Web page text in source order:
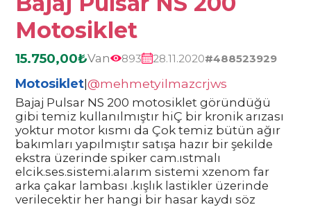
Motosiklet
15.750,00₺Van 893 28.11.2020#488523929
Motosiklet|@mehmetyilmazcrjws
Bajaj Pulsar NS 200 motosiklet göründüğü
gibi temiz kullanılmıştır hiÇ bir kronik arızası
yoktur motor kısmı da Çok temiz bütün ağır
bakımları yapılmıştır satışa hazır bir şekilde
ekstra üzerinde spiker cam.ıstmalı
elcik.ses.sistemi.alarım sistemi xzenom far
arka çakar lambası .kışlık lastikler üzerinde
verilecektir her hangi bir hasar kaydı söz